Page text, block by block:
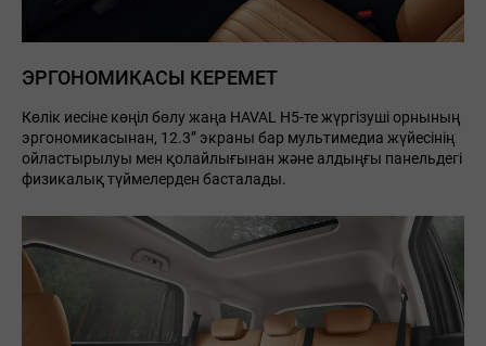
ЭРГОНОМИКАСЫ КЕРЕМЕТ
Көлік иесіне көңіл бөлу жаңа HAVAL H5-те жүргізуші орнының
эргономикасынан, 12.3” экраны бар мультимедиа жүйесінің
ойластырылуы мен қолайлығынан және алдыңғы панельдегі
физикалық түймелерден басталады.